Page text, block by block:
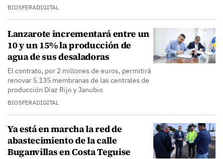
BIOSFERADIGITAL
Lanzarote incrementará entre un
10 y un 15% la producción de
agua de sus desaladoras
El contrato, por 2 millones de euros, permitirá
renovar 5.135 membranas de las centrales de
producción Díaz Rijo y Janubio
BIOSFERADIGITAL
Ya está en marcha la red de
abastecimiento de la calle
Buganvillas en Costa Teguise